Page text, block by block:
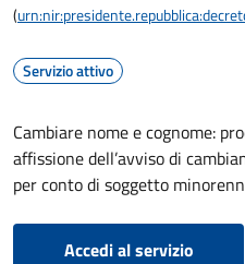
(
Servizio attivo
Cambiare nome e cognome:
affissione dell’avviso di
per conto di soggetto
Accedi al servizio